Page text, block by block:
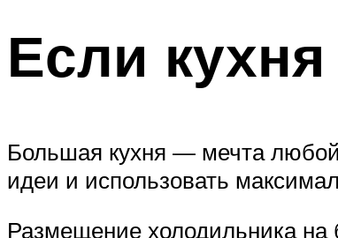
Если
Большая кухня — мечта
идеи и использовать
Размещение холодильника на